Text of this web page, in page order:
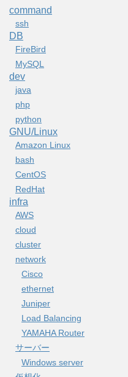
command
ssh
DB
FireBird
MySQL
dev
java
php
python
GNU/Linux
Amazon Linux
bash
CentOS
RedHat
infra
AWS
cloud
cluster
network
Cisco
ethernet
Juniper
Load Balancing
YAMAHA Router
サーバー
Windows server